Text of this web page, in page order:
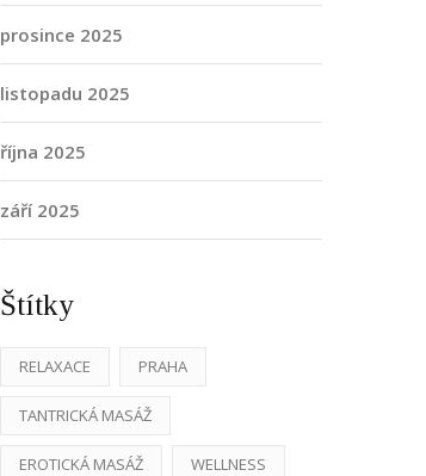
prosince 2025
listopadu 2025
října 2025
září 2025
Štítky
RELAXACE PRAHA
TANTRICKÁ MASÁŽ
EROTICKÁ MASÁŽ WELLNESS